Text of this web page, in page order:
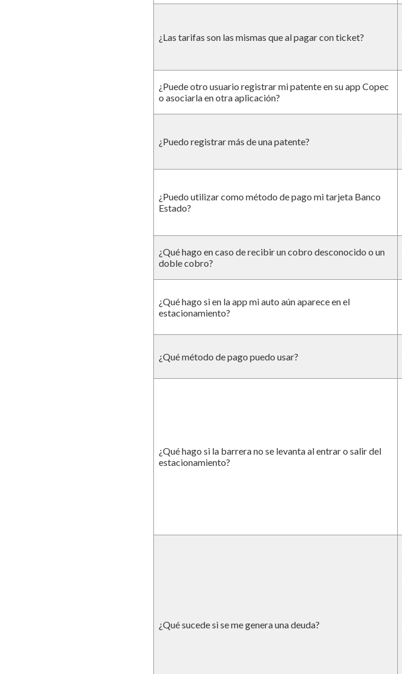
¿Las tarifas son las mismas que al pagar con ticket?
¿Puede otro usuario registrar mi patente en su app Copec
o asociarla en otra aplicación?
¿Puedo registrar más de una patente?
¿Puedo utilizar como método de pago mi tarjeta Banco
Estado?
¿Qué hago en caso de recibir un cobro desconocido o un
doble cobro?
¿Qué hago si en la app mi auto aún aparece en el
estacionamiento?
¿Qué método de pago puedo usar?
¿Qué hago si la barrera no se levanta al entrar o salir del
estacionamiento?
¿Qué sucede si se me genera una deuda?